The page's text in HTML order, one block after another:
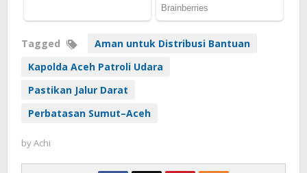
Tagged
Aman untuk Distribusi Bantuan
Kapolda Aceh Patroli Udara
Pastikan Jalur Darat
Perbatasan Sumut–Aceh
byAchi